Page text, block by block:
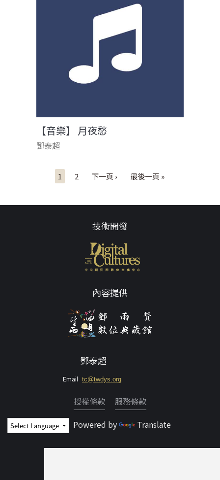
【音樂】 月夜愁
鄧泰超
1 2 下一頁 › 最後一頁 »
技術開發
內容提供
鄧泰超
Email tc@twdys.org
授權條款
服務條款
Powered by
Translate